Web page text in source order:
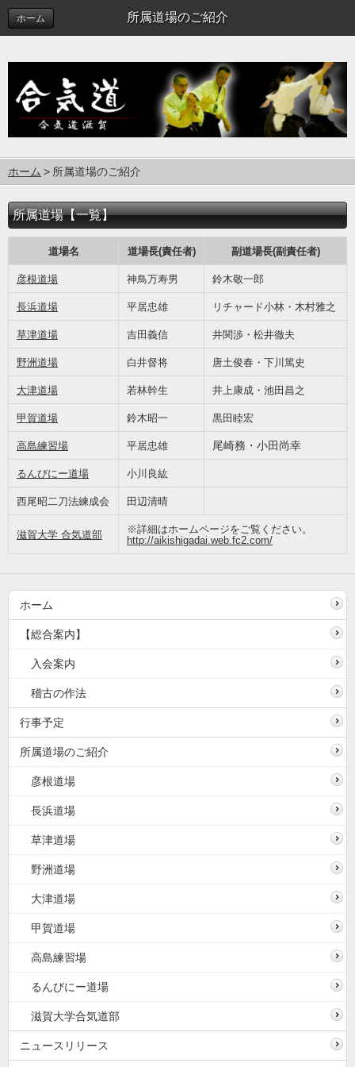
所属道場のご紹介
ホーム
ホーム 所属道場のご紹介
所属道場【一覧】
道場名 道場長(責任者) 副道場長(副責任者)
彦根道場 神鳥万寿男 鈴木敬一郎
長浜道場 平居忠雄 リチャード小林・木村雅之
草津道場 吉田義信 井関渉・松井徹夫
野洲道場 白井督将 唐土俊春・下川篤史
大津道場 若林幹生 井上康成・池田昌之
甲賀道場 鈴木昭一 黒田睦宏
高島練習場 平居忠雄 尾崎務・小田尚幸
るんびにー道場 小川良紘
西尾昭二刀法練成会 田辺清晴
滋賀大学 合気道部
※詳細はホームページをご覧ください。
http://aikishigadai.web.fc2.com/
ホーム
【総合案内】
入会案内
稽古の作法
行事予定
所属道場のご紹介
彦根道場
長浜道場
草津道場
野洲道場
大津道場
甲賀道場
高島練習場
るんびにー道場
滋賀大学合気道部
ニュースリリース